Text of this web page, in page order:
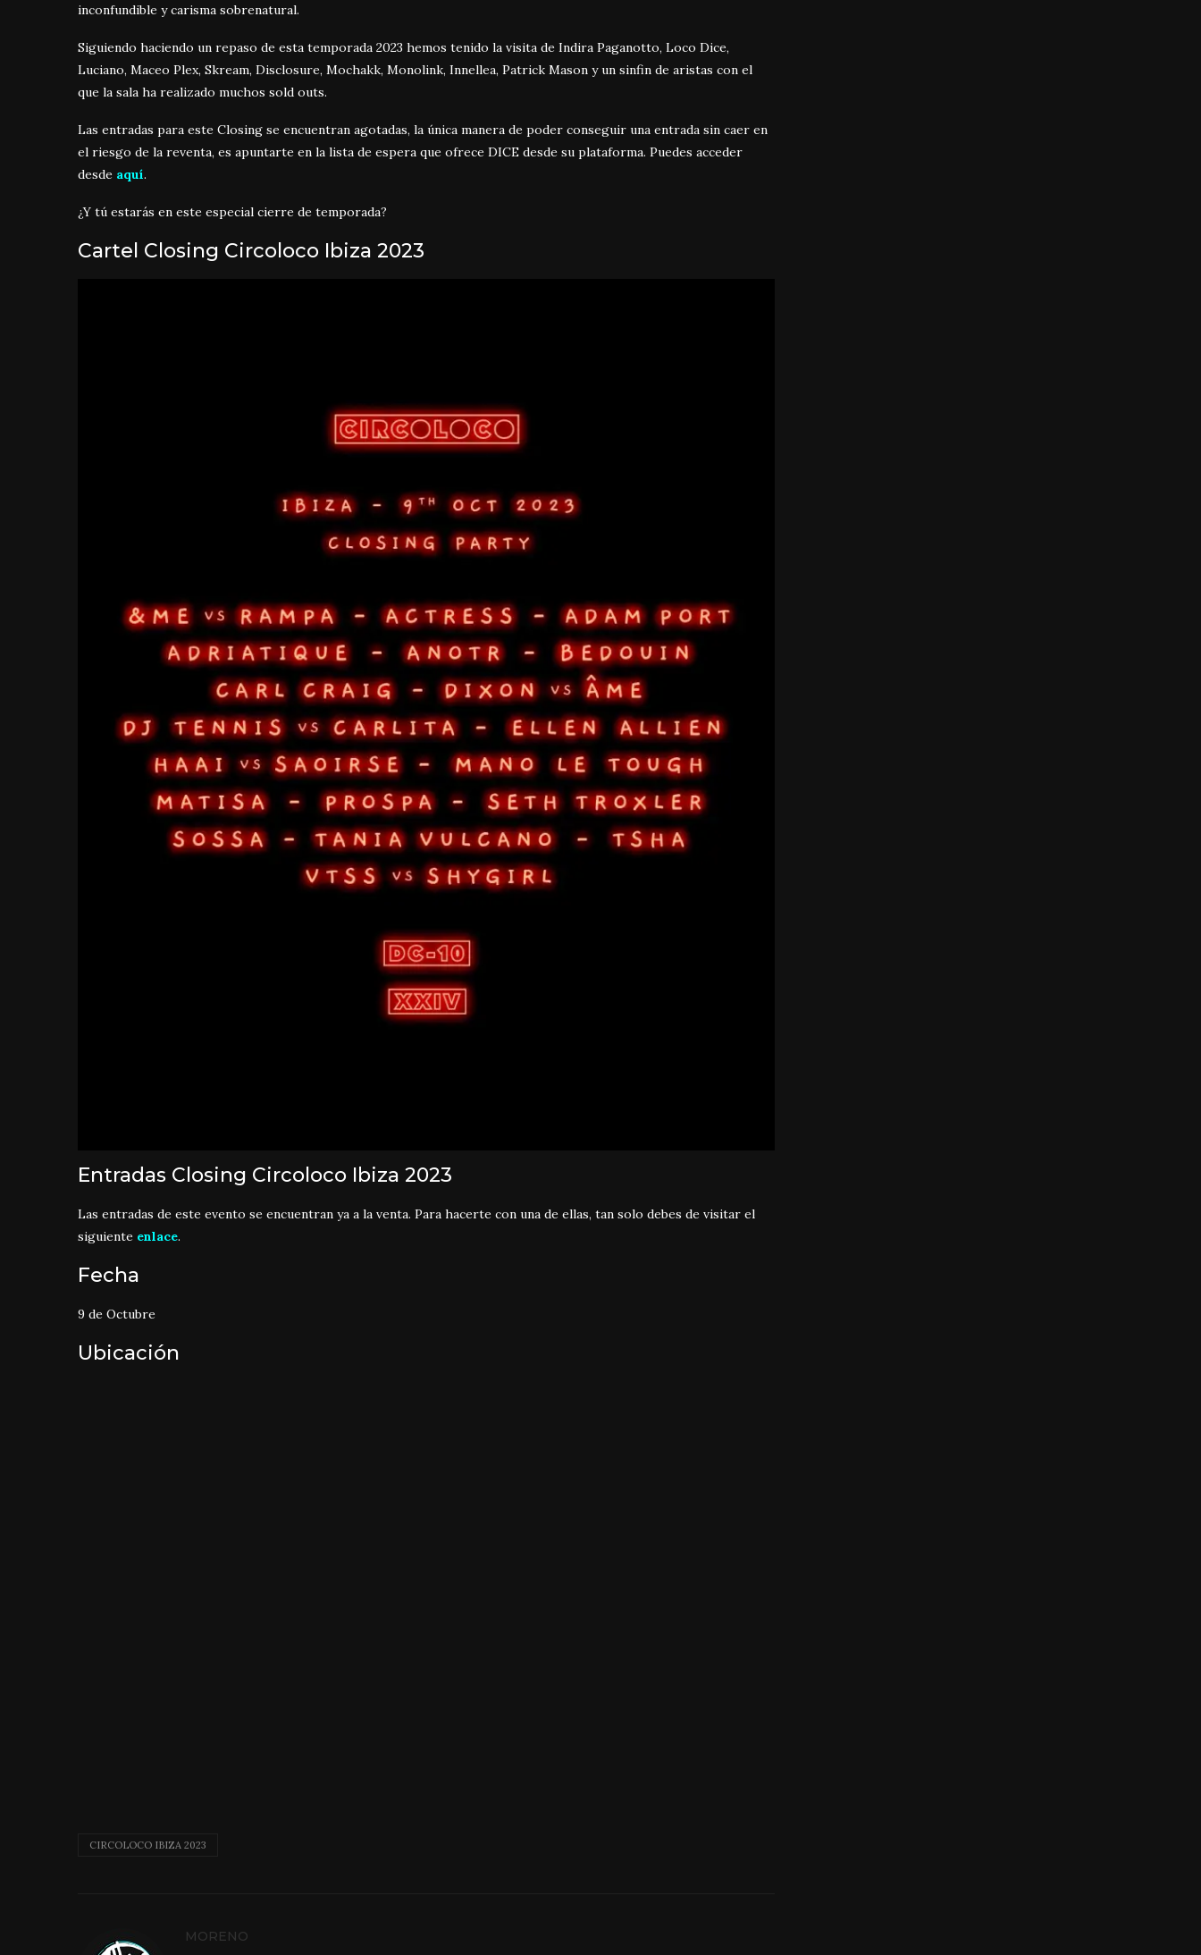
inconfundible y carisma sobrenatural.
Siguiendo haciendo un repaso de esta temporada 2023 hemos tenido la visita de Indira Paganotto, Loco Dice,
Luciano, Maceo Plex, Skream, Disclosure, Mochakk, Monolink, Innellea, Patrick Mason y un sinfin de aristas con el
que la sala ha realizado muchos sold outs.
Las entradas para este Closing se encuentran agotadas, la única manera de poder conseguir una entrada sin caer en
el riesgo de la reventa, es apuntarte en la lista de espera que ofrece DICE desde su plataforma. Puedes acceder
desde aquí.
¿Y tú estarás en este especial cierre de temporada?
Cartel Closing Circoloco Ibiza 2023
Entradas Closing Circoloco Ibiza 2023
Las entradas de este evento se encuentran ya a la venta. Para hacerte con una de ellas, tan solo debes de visitar el
siguiente enlace.
Fecha
9 de Octubre
Ubicación
CIRCOLOCO IBIZA 2023
MORENO